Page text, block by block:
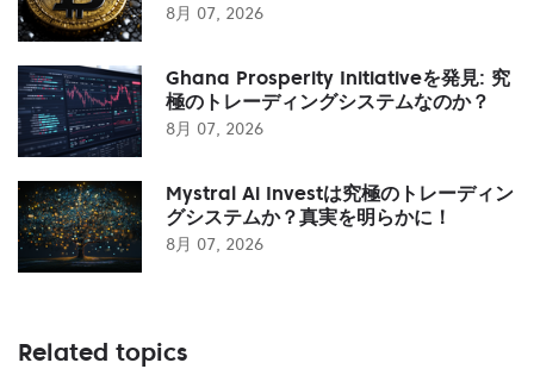
8月 07, 2026
Ghana Prosperity Initiativeを発見: 究
極のトレーディングシステムなのか？
8月 07, 2026
Mystral Ai Investは究極のトレーディン
グシステムか？真実を明らかに！
8月 07, 2026
Related topics